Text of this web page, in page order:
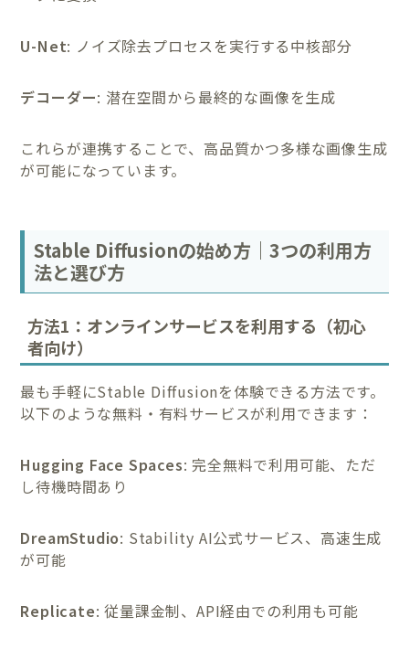
U-Net: ノイズ除去プロセスを実行する中核部分
デコーダー: 潜在空間から最終的な画像を生成
これらが連携することで、高品質かつ多様な画像生成
が可能になっています。
Stable Diffusionの始め方｜3つの利用方
法と選び方
方法1：オンラインサービスを利用する（初心
者向け）
最も手軽にStable Diffusionを体験できる方法です。
以下のような無料・有料サービスが利用できます：
Hugging Face Spaces: 完全無料で利用可能、ただ
し待機時間あり
DreamStudio: Stability AI公式サービス、高速生成
が可能
Replicate: 従量課金制、API経由での利用も可能